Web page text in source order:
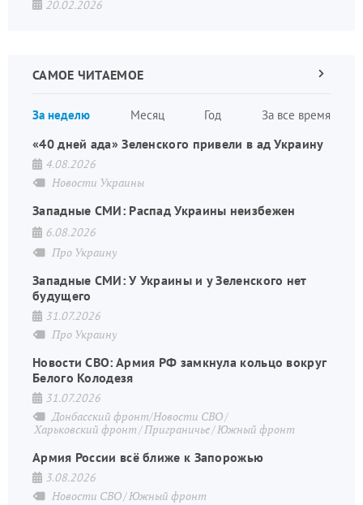
20.02.2026
САМОЕ ЧИТАЕМОЕ
За неделю Месяц Год За все время
Следующая
«40 дней ада» Зеленского привели в ад Украину
4.08.2026
Новости Украины
Западные СМИ: Распад Украины неизбежен
6.08.2026
Про Украину
Западные СМИ: У Украины и у Зеленского нет
будущего
31.07.2026
Про Украину
Новости СВО: Армия РФ замкнула кольцо вокруг
Белого Колодезя
31.07.2026
Донбасский фронт/Новости СВО
Харьковский фронт Приграничье Южный фронт
Армия России всё ближе к Запорожью
3.08.2026
Новости СВО Южный фронт